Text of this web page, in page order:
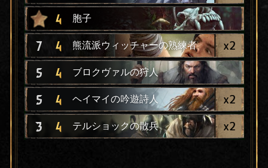
4 胞子
7 4 熊流派ウィッチャーの熟練者 x2
5 4 ブロクヴァルの狩人
5 4 ヘイマイの吟遊詩人 x2
3 4 テルショックの散兵 x2